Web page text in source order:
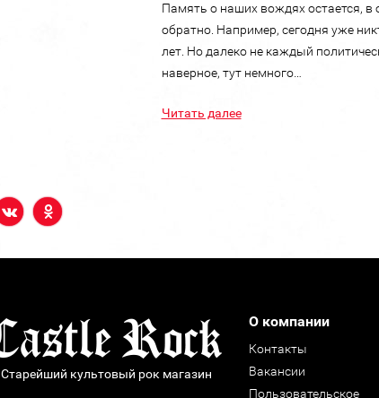
Память о наших вождях остается, в
обратно. Например, сегодня уже
лет. Но далеко не каждый
наверное, тут немного…
Читать далее
Старейший культовый рок магазин
О компании
Контакты
Вакансии
Пользовательское